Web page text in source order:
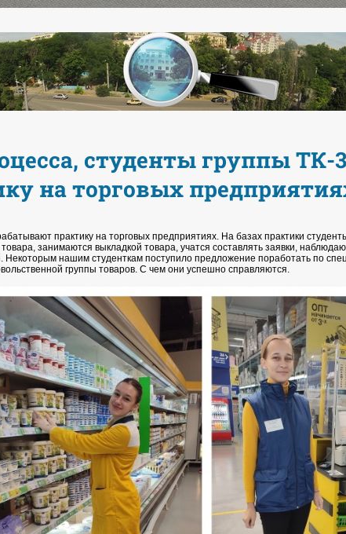
студенты группы ТК-
на торговых
практику на торговых предприятиях. На базах практики
занимаются выкладкой товара, учатся составлять заявки,
нашим студенткам поступило предложение поработать по
группы товаров. С чем они успешно справляются.